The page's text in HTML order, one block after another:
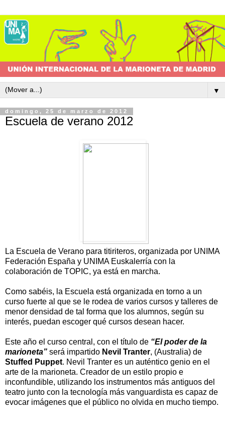
▼
domingo, 25 de marzo de 2012
Escuela de verano 2012
La Escuela de Verano para titiriteros, organizada por UNIMA
Federación España y UNIMA Euskalerría con la
colaboración de TOPIC, ya está en marcha.
Como sabéis, la Escuela está organizada en torno a un
curso fuerte al que se le rodea de varios cursos y talleres de
menor densidad de tal forma que los alumnos, según su
interés, puedan escoger qué cursos desean hacer.
Este año el curso central, con el título de “El poder de la
marioneta” será impartido Nevil Tranter, (Australia) de
Stuffed Puppet. Nevil Tranter es un auténtico genio en el
arte de la marioneta. Creador de un estilo propio e
inconfundible, utilizando los instrumentos más antiguos del
teatro junto con la tecnología más vanguardista es capaz de
evocar imágenes que el público no olvida en mucho tiempo.